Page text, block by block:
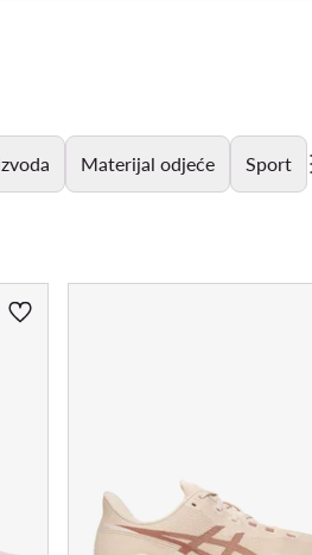
Materijal odjeće Sport